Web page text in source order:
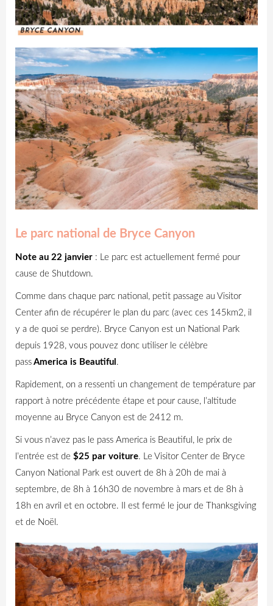
Le parc national de Bryce Canyon
Note au 22 janvier : Le parc est actuellement fermé pour
cause de Shutdown.
Comme dans chaque parc national, petit passage au Visitor
Center afin de récupérer le plan du parc (avec ces 145km2, il
y a de quoi se perdre). Bryce Canyon est un National Park
depuis 1928, vous pouvez donc utiliser le célèbre
pass America is Beautiful .
Rapidement, on a ressenti un changement de température par
rapport à notre précédente étape et pour cause, l’altitude
moyenne au Bryce Canyon est de 2412 m.
Si vous n’avez pas le pass America is Beautiful, le prix de
l’entrée est de $25 par voiture. Le Visitor Center de Bryce
Canyon National Park est ouvert de 8h à 20h de mai à
septembre, de 8h à 16h30 de novembre à mars et de 8h à
18h en avril et en octobre. Il est fermé le jour de Thanksgiving
et de Noël.